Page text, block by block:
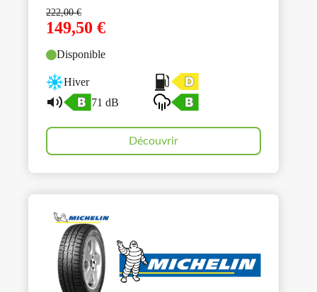
222,00€
149,50 €
Disponible
Hiver
71 dB
Découvrir